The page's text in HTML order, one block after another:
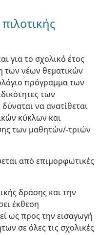
για το σχολικό έτος
των νέων θεματικών
πρόγραμμα των
των
να ανατίθεται
κύκλων και
των μαθητών/-τριών
από επιμορφωτικές
δράσης και την
έκθεση
ως προς την εισαγωγή
σε όλες τις σχολικές